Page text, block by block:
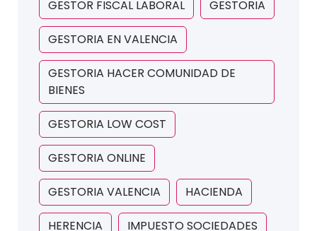
GESTOR FISCAL LABORAL GESTORIA
GESTORIA EN VALENCIA
GESTORIA HACER COMUNIDAD DE
BIENES
GESTORIA LOW COST
GESTORIA ONLINE
GESTORIA VALENCIA HACIENDA
HERENCIA IMPUESTO SOCIEDADES